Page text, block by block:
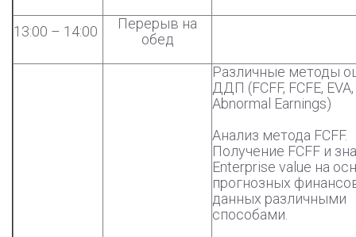
13:00 – 14:00
Перерыв на
обед
Различные методы
ДДП (FCFF, FCFE, EVA,
Abnormal Earnings)
Анализ метода FCFF.
Получение FCFF и
Enterprise value на
прогнозных
данных различными
способами.